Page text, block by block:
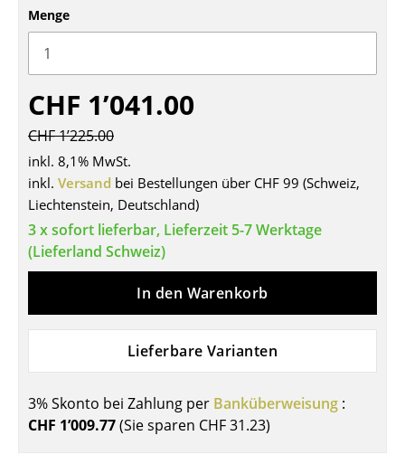
Einzelteile
... alle Sitzmöbel
Esstische
Beistelltische
Couchtische
Schreibtische
Sekretäre & PC-Tische
Stehtische & Stehpulte
Gartentische
Menge
CHF 1’041.00
CHF 1’225.00
inkl. 8,1% MwSt.
inkl. Versand bei Bestellungen über CHF 99 (Schweiz,
Liechtenstein, Deutschland)
3 x sofort lieferbar, Lieferzeit 5-7 Werktage
(Lieferland Schweiz)
In den Warenkorb
Lieferbare Varianten
3% Skonto bei Zahlung per Banküberweisung :
CHF 1’009.77(Sie sparen CHF 31.23)